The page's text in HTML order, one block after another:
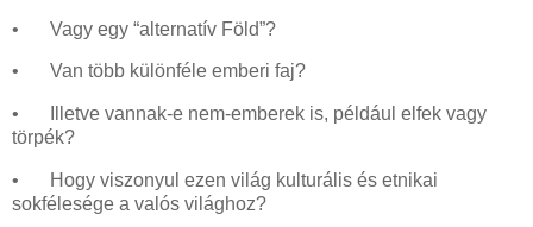
• Vagy egy “alternatív Föld”?
• Van több különféle emberi faj?
•
Illetve vannak-e nem-emberek is, például elfek vagy
törpék?
•
Hogy viszonyul ezen világ kulturális és etnikai
sokfélesége a valós világhoz?